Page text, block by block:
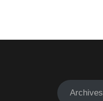
Archives